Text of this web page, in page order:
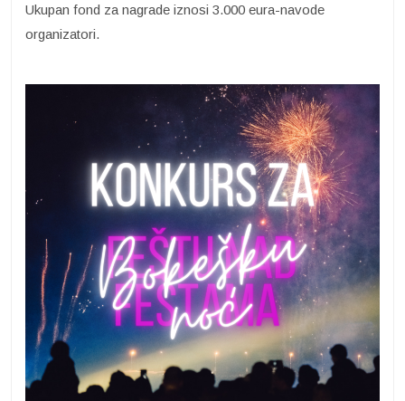
Ukupan fond za nagrade iznosi 3.000 eura-navode
organizatori.